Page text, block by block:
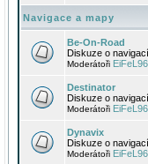
Navigace a mapy
Be-On-Road
Diskuze o
Moderátoři EiFeL96
Destinator
Diskuze o
Moderátoři EiFeL96
Dynavix
Diskuze o
Moderátoři EiFeL96